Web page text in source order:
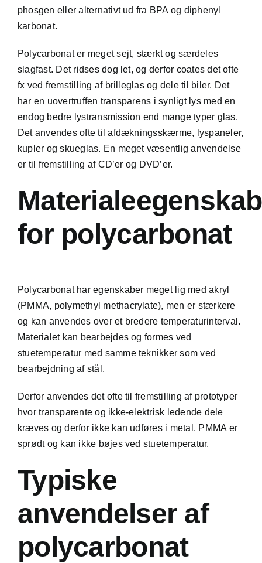
phosgen eller alternativt ud fra BPA og diphenyl
karbonat.
Polycarbonat er meget sejt, stærkt og særdeles
slagfast. Det ridses dog let, og derfor coates det ofte
fx ved fremstilling af brilleglas og dele til biler. Det
har en uovertruffen transparens i synligt lys med en
endog bedre lystransmission end mange typer glas.
Det anvendes ofte til afdækningsskærme, lyspaneler,
kupler og skueglas. En meget væsentlig anvendelse
er til fremstilling af CD’er og DVD’er.
for polycarbonat
Polycarbonat har egenskaber meget lig med akryl
(PMMA, polymethyl methacrylate), men er stærkere
og kan anvendes over et bredere temperaturinterval.
Materialet kan bearbejdes og formes ved
stuetemperatur med samme teknikker som ved
bearbejdning af stål.
Derfor anvendes det ofte til fremstilling af prototyper
hvor transparente og ikke-elektrisk ledende dele
kræves og derfor ikke kan udføres i metal. PMMA er
sprødt og kan ikke bøjes ved stuetemperatur.
Typiske
anvendelser af
polycarbonat